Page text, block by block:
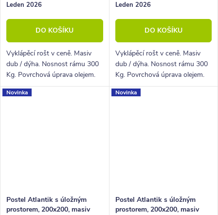
Leden 2026
DO KOŠÍKU
Vyklápěcí rošt v ceně. Masiv
dub / dýha. Nosnost rámu 300
Kg. Povrchová úprava olejem.
Leden 2026
DO KOŠÍKU
Vyklápěcí rošt v ceně. Masiv
dub / dýha. Nosnost rámu 300
Kg. Povrchová úprava olejem.
Novinka
Postel Atlantik s úložným
prostorem, 200x200, masiv
Novinka
Postel Atlantik s úložným
prostorem, 200x200, masiv